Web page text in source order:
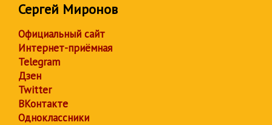
Сергей Миронов
Официальный сайт
Интернет-приёмная
Telegram
Дзен
Twitter
ВКонтакте
Одноклассники